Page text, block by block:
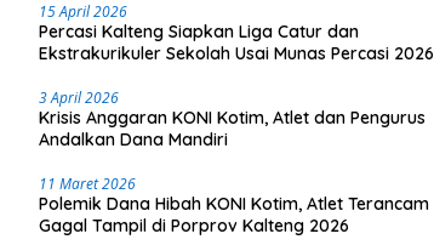
15 April 2026
Percasi Kalteng Siapkan Liga Catur dan
Ekstrakurikuler Sekolah Usai Munas Percasi 2026
3 April 2026
Krisis Anggaran KONI Kotim, Atlet dan Pengurus
Andalkan Dana Mandiri
11 Maret 2026
Polemik Dana Hibah KONI Kotim, Atlet Terancam
Gagal Tampil di Porprov Kalteng 2026